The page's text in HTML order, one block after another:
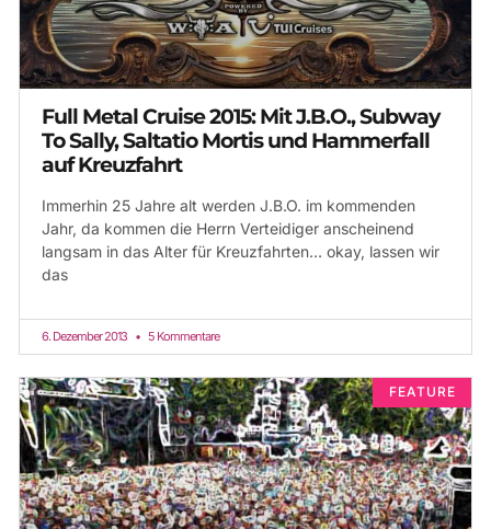
Full Metal Cruise 2015: Mit J.B.O., Subway
To Sally, Saltatio Mortis und Hammerfall
auf Kreuzfahrt
Immerhin 25 Jahre alt werden J.B.O. im kommenden
Jahr, da kommen die Herrn Verteidiger anscheinend
langsam in das Alter für Kreuzfahrten… okay, lassen wir
das
6. Dezember 2013 5 Kommentare
FEATURE